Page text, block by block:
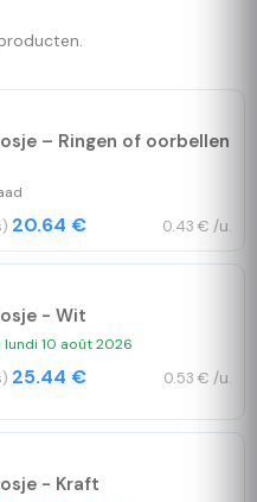
– Ringen of oorbellen
20.64 € 0.43 € /u.
- Wit
lundi 10 août 2026
25.44 € 0.53 € /u.
- Kraft